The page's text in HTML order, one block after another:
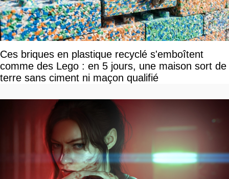
Ces briques en plastique recyclé s'emboîtent
comme des Lego : en 5 jours, une maison sort de
terre sans ciment ni maçon qualifié